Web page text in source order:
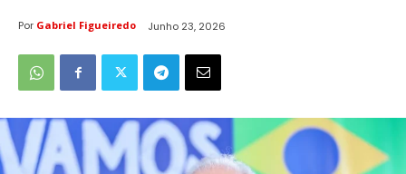
Por Gabriel Figueiredo Junho 23, 2026